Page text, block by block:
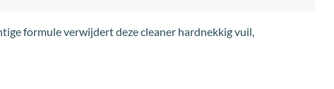
formule verwijdert deze cleaner hardnekkig vuil,